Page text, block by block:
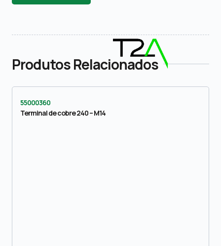
Produtos Relacionados
55000360
Terminal de cobre 240 – M14